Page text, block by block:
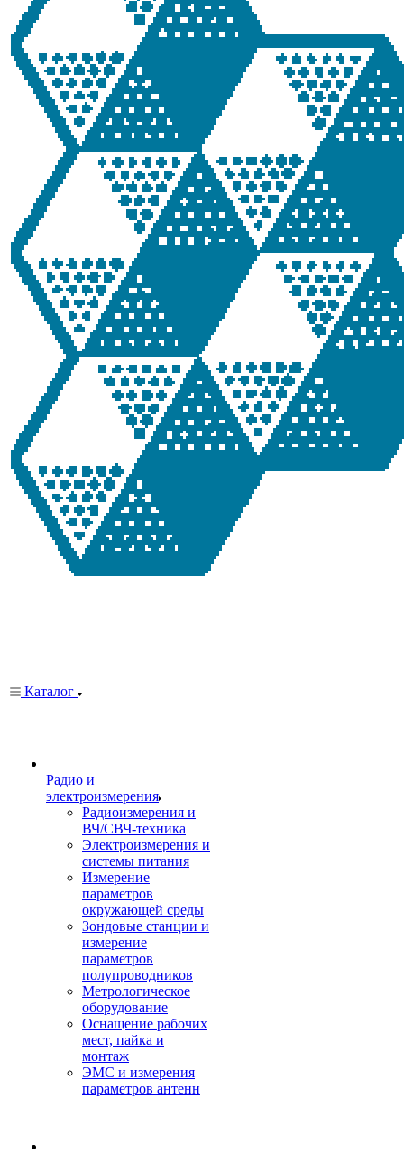
Каталог
Радио и
электроизмерения
Радиоизмерения и
ВЧ/СВЧ-техника
Электроизмерения и
системы питания
Измерение
параметров
окружающей среды
Зондовые станции и
измерение
параметров
полупроводников
Метрологическое
оборудование
Оснащение рабочих
мест, пайка и
монтаж
ЭМС и измерения
параметров антенн